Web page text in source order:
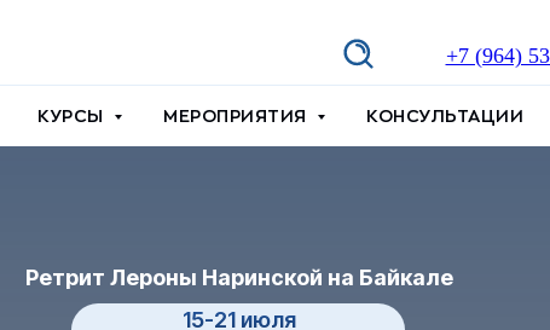
+7 (964)
КУРСЫ МЕРОПРИЯТИЯ КОНСУЛЬТАЦИИ
15-21 июля
Ретрит Лероны Наринской на Байкале